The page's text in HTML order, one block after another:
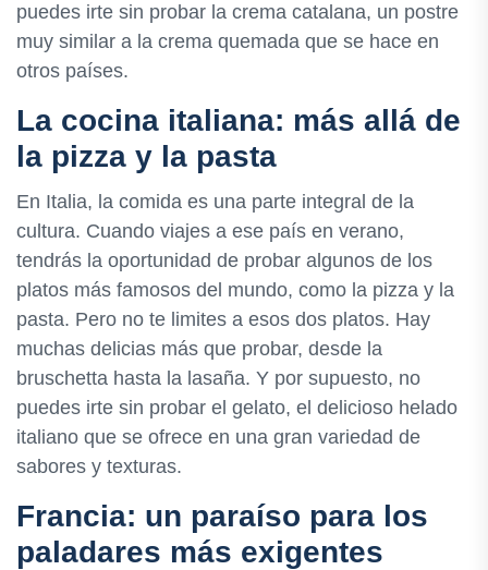
puedes irte sin probar la crema catalana, un postre
muy similar a la crema quemada que se hace en
otros países.
La cocina italiana: más allá de
la pizza y la pasta
En Italia, la comida es una parte integral de la
cultura. Cuando viajes a ese país en verano,
tendrás la oportunidad de probar algunos de los
platos más famosos del mundo, como la pizza y la
pasta. Pero no te limites a esos dos platos. Hay
muchas delicias más que probar, desde la
bruschetta hasta la lasaña. Y por supuesto, no
puedes irte sin probar el gelato, el delicioso helado
italiano que se ofrece en una gran variedad de
sabores y texturas.
Francia: un paraíso para los
paladares más exigentes